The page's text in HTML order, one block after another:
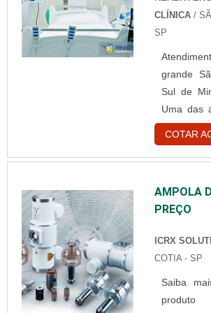
todos. O
exame,
animal,
animal
tratado de
CLÍNICA /
SP
grande
Sul de
Uma das
da
um
para
COTAR
AMPOLA
PREÇO
ICRX
COTIA - SP
Saiba
produto